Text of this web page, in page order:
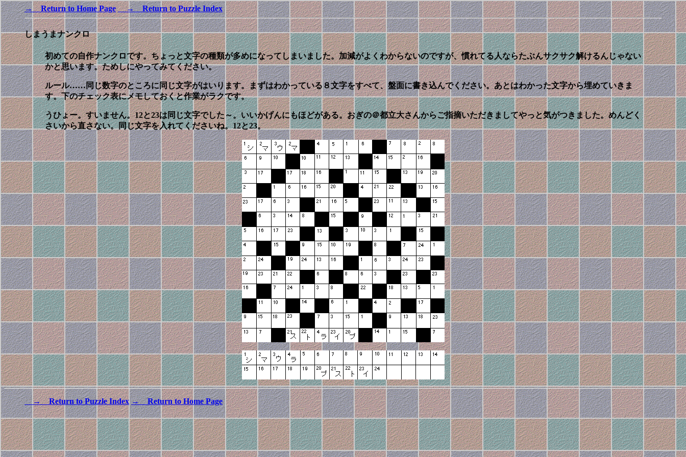
→ Return to Home Page → Return to Puzzle Index
しまうまナンクロ
初めての自作ナンクロです。ちょっと文字の種類が多めになってしまいました。加減がよくわからないのですが、慣れてる人ならたぶんサクサク解けるんじゃない
かと思います。ためしにやってみてください。
ルール……同じ数字のところに同じ文字がはいります。まずはわかっている８文字をすべて、盤面に書き込んでください。あとはわかった文字から埋めていきま
す。下のチェック表にメモしておくと作業がラクです。
うひょー。すいません。12と23は同じ文字でした～。いいかげんにもほどがある。おぎの＠都立大さんからご指摘いただきましてやっと気がつきました。めんどく
さいから直さない。同じ文字を入れてくださいね。12と23。
→ Return to Puzzle Index → Return to Home Page